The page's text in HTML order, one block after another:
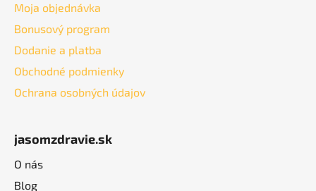
Moja objednávka
Bonusový program
Dodanie a platba
Obchodné podmienky
Ochrana osobných údajov
jasomzdravie.sk
O nás
Blog